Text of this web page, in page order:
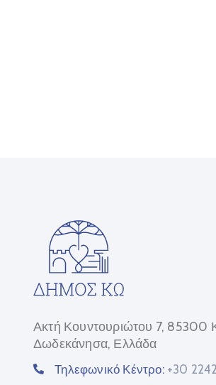
Ακτή Κουντουριώτου 7, 85300
Δωδεκάνησα, Ελλάδα
Τηλεφωνικό Κέντρο: +30